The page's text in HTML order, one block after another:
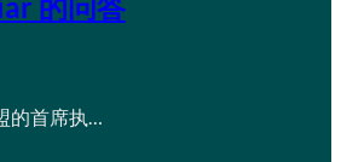
的首席执…